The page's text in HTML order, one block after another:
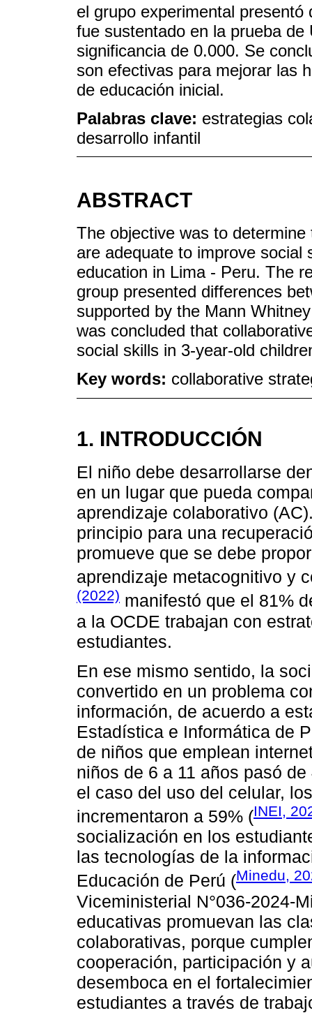
el grupo experimental
fue sustentado en la prueba
significancia de 0.000. Se
son efectivas para mejorar las
de educación inicial.
Palabras clave: estrategias
desarrollo infantil
ABSTRACT
The objective was to
are adequate to improve social
education in Lima - Peru. The
group presented differences
supported by the Mann
was concluded that
social skills in 3-year-old
Key words: collaborative
1. INTRODUCCIÓN
El niño debe desarrollarse
en un lugar que pueda
aprendizaje colaborativo
principio para una
promueve que se debe
aprendizaje metacognitivo y
(2022) manifestó que el 81%
a la OCDE trabajan con
estudiantes.
En ese mismo sentido, la
convertido en un problema
información, de acuerdo a
Estadística e Informática de
de niños que emplean
niños de 6 a 11 años pasó
el caso del uso del celular,
incrementaron a 59% (INEI,
socialización en los
las tecnologías de la
Educación de Perú (Minedu,
Viceministerial N°036-2024-
educativas promuevan las
colaborativas, porque
cooperación, participación y
desemboca en el
estudiantes a través de